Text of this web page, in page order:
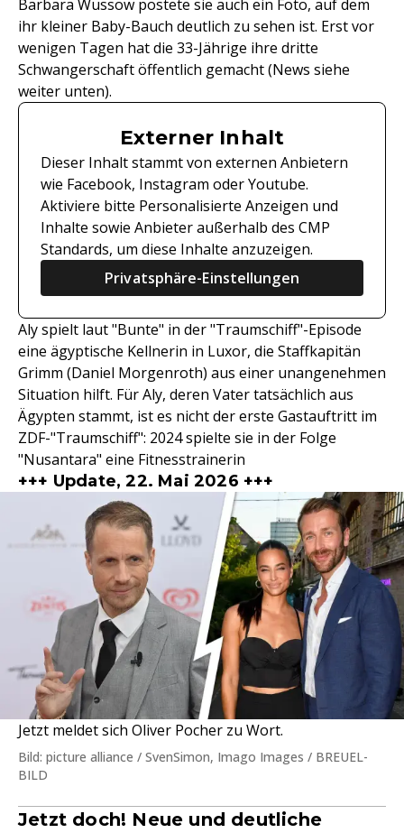
Barbara Wussow postete sie auch ein Foto, auf dem
ihr kleiner Baby-Bauch deutlich zu sehen ist. Erst vor
wenigen Tagen hat die 33-Jährige ihre dritte
Schwangerschaft öffentlich gemacht (News siehe
weiter unten).
Externer Inhalt
Dieser Inhalt stammt von externen Anbietern
wie Facebook, Instagram oder Youtube.
Aktiviere bitte Personalisierte Anzeigen und
Inhalte sowie Anbieter außerhalb des CMP
Standards, um diese Inhalte anzuzeigen.
Privatsphäre-Einstellungen
Aly spielt laut "Bunte" in der "Traumschiff"-Episode
eine ägyptische Kellnerin in Luxor, die Staffkapitän
Grimm (Daniel Morgenroth) aus einer unangenehmen
Situation hilft. Für Aly, deren Vater tatsächlich aus
Ägypten stammt, ist es nicht der erste Gastauftritt im
ZDF-"Traumschiff": 2024 spielte sie in der Folge
"Nusantara" eine Fitnesstrainerin
+++ Update, 22. Mai 2026 +++
Jetzt meldet sich Oliver Pocher zu Wort.
Bild: picture alliance / SvenSimon, Imago Images / BREUEL-
BILD
Jetzt doch! Neue und deutliche